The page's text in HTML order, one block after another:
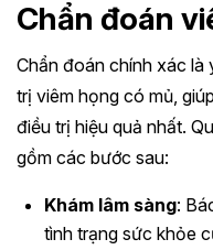
Chẩn đoán
Chẩn đoán chính xác là
trị viêm họng có mủ,
điều trị hiệu quả nhất.
gồm các bước sau:
Khám lâm sàng:
tình trạng sức khỏe